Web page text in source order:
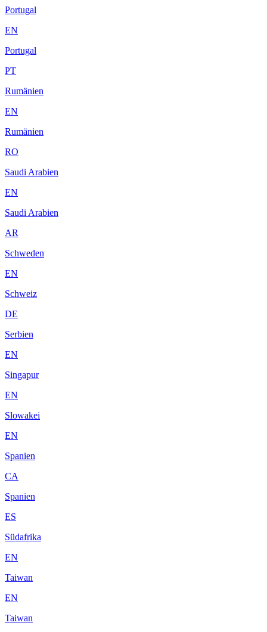
Portugal
EN
Portugal
PT
Rumänien
EN
Rumänien
RO
Saudi Arabien
EN
Saudi Arabien
AR
Schweden
EN
Schweiz
DE
Serbien
EN
Singapur
EN
Slowakei
EN
Spanien
CA
Spanien
ES
Südafrika
EN
Taiwan
EN
Taiwan